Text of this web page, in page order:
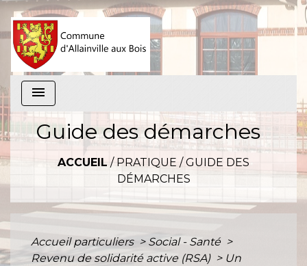
menu
Guide des démarches
ACCUEIL / PRATIQUE /GUIDE DES
DÉMARCHES
Accueil particuliers > Social - Santé >
Revenu de solidarité active (RSA) > Un